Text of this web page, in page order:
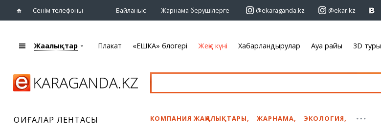
Сенім телефоны Байланыс Жарнама берушілерге @ekaraganda.kz @ekar.kz
Жаңалықтары
Плакат
Театрлар
Хабарландырулар
Автомобильдер
Жаңалықтар Плакат «ЕШКА» блогері Жеңіс күні Хабарландырулар Ауа райы 3D туры
ОҚИҒАЛАР ЛЕНТАСЫ КОМПАНИЯ ЖАҢАЛЫҚТАРЫ, ЖАРНАМА, ЭКОЛОГИЯ,